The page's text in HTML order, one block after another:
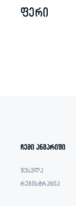
ფერი
ჩემი ანგარიში
შესვლა
რეგისტრაცია